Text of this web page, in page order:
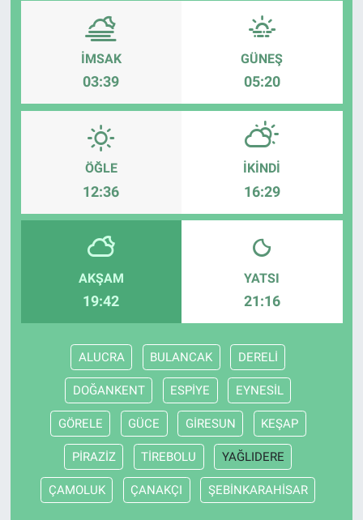
İMSAK
03:39
GÜNEŞ
05:20
ÖĞLE
12:36
İKINDI
16:29
AKŞAM
19:42
YATSI
21:16
ALUCRA BULANCAK DERELİ
DOĞANKENT ESPİYE EYNESİL
GÖRELE GÜCE GİRESUN KEŞAP
PİRAZİZ TİREBOLU YAĞLIDERE
ÇAMOLUK ÇANAKÇI ŞEBİNKARAHİSAR